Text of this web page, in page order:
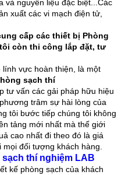
và nguyên liệu đặc biệt...Các
xuất các vi mạch điện tử,
cấp các thiết bị Phòng
còn thi công lắp đặt, tư
vực hoàn thiện, là một
sạch thí
tư vấn các gải pháp hữu hiệu
trâm sự hài lòng của
tôi bước tiếp chúng tôi không
tảng mới nhất mà thế giới
cao nhất đi theo đó là giá
đối tượng khách hàng.
thí nghiệm LAB
kế phòng sạch của khách